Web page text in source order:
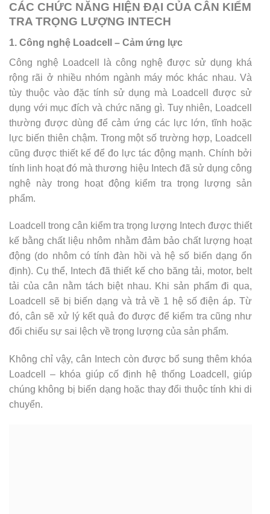
CÁC CHỨC NĂNG HIỆN ĐẠI CỦA CÂN KIỂM
TRA TRỌNG LƯỢNG INTECH
1. Công nghệ Loadcell – Cảm ứng lực
Công nghệ Loadcell là công nghệ được sử dụng khá
rộng rãi ở nhiều nhóm ngành máy móc khác nhau. Và
tùy thuộc vào đặc tính sử dụng mà Loadcell được sử
dụng với mục đích và chức năng gì. Tuy nhiên, Loadcell
thường được dùng để cảm ứng các lực lớn, tĩnh hoặc
lực biến thiên chậm. Trong một số trường hợp, Loadcell
cũng được thiết kế để đo lực tác động mạnh. Chính bởi
tính linh hoạt đó mà thương hiệu Intech đã sử dụng công
nghệ này trong hoạt động kiểm tra trọng lượng sản
phẩm.
Loadcell trong cân kiểm tra trọng lượng Intech được thiết
kế bằng chất liệu nhôm nhằm đảm bảo chất lượng hoạt
động (do nhôm có tính đàn hồi và hệ số biến dạng ổn
định). Cụ thể, Intech đã thiết kế cho băng tải, motor, belt
tải của cân nằm tách biệt nhau. Khi sản phẩm đi qua,
Loadcell sẽ bị biến dạng và trả về 1 hệ số điện áp. Từ
đó, cân sẽ xử lý kết quả đo được để kiểm tra cũng như
đối chiếu sự sai lệch về trọng lượng của sản phẩm.
Không chỉ vậy, cân Intech còn được bổ sung thêm khóa
Loadcell – khóa giúp cố định hệ thống Loadcell, giúp
chúng không bị biến dạng hoặc thay đổi thuộc tính khi di
chuyển.